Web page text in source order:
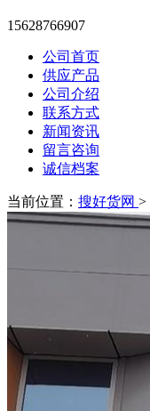
15628766907
公司首页
供应产品
公司介绍
联系方式
新闻资讯
留言咨询
诚信档案
当前位置： 搜好货网 >